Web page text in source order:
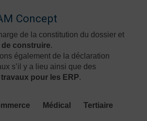
Concept
de la constitution du dossier et
construire.
également de la déclaration
s’il y a lieu ainsi que des
pour les ERP.
Médical Tertiaire